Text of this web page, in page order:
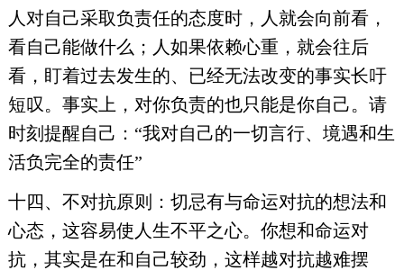
人对自己采取负责任的态度时，人就会向前看，
看自己能做什么；人如果依赖心重，就会往后
看，盯着过去发生的、已经无法改变的事实长吁
短叹。事实上，对你负责的也只能是你自己。请
时刻提醒自己：“我对自己的一切言行、境遇和生
活负完全的责任”
十四、不对抗原则：切忌有与命运对抗的想法和
心态，这容易使人生不平之心。你想和命运对
抗，其实是在和自己较劲，这样越对抗越难摆